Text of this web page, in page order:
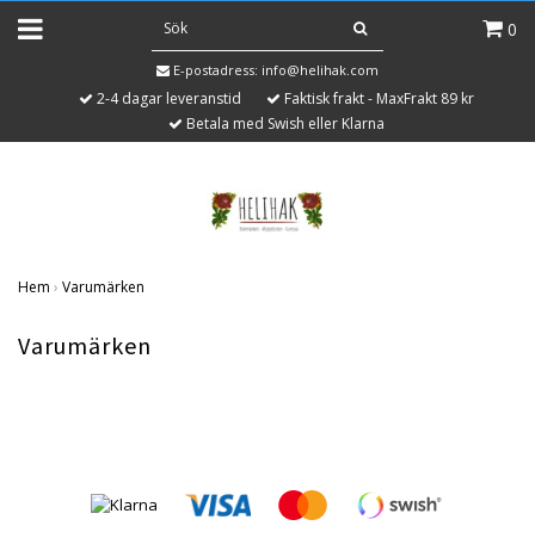
0
E-postadress: info@helihak.com
2-4 dagar leveranstid
Faktisk frakt - MaxFrakt 89 kr
Betala med Swish eller Klarna
Hem › Varumärken
Varumärken